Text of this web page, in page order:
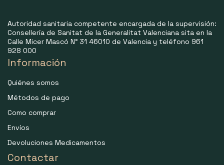
Autoridad sanitaria competente encargada de la supervisión:
Consellería de Sanitat de la Generalitat Valenciana sita en la
Calle Micer Mascó N° 31 46010 de Valencia y teléfono 961
928 000
Información
Quiénes somos
Métodos de pago
Como comprar
Envíos
Devoluciones Medicamentos
Contactar